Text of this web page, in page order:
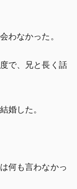
わなかった。
で、兄と長く話
婚した。
何も言わなかっ